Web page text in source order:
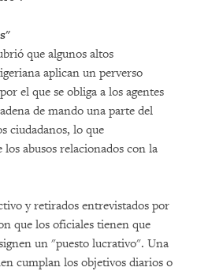
que algunos altos
aplican un perverso
el que se obliga a los agentes
de mando una parte del
ciudadanos, lo que
abusos relacionados con la
y retirados entrevistados por
que los oficiales tienen que
un "puesto lucrativo". Una
cumplan los objetivos diarios o